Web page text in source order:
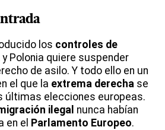
los controles de
y Polonia quiere suspender
de asilo. Y todo ello en un
el que la extrema derecha se
últimas elecciones europeas.
ilegal nunca habían
en el Parlamento Europeo.